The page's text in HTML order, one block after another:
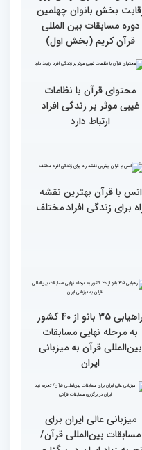
جزئیات دومین روز رقابت
بخش برادران مسابقات
بین‌المللی قرآن کریم
دوره مسابقات بین المللی
انس با قرآن بهترین نقشه
راه برای زندگی افراد مختلف